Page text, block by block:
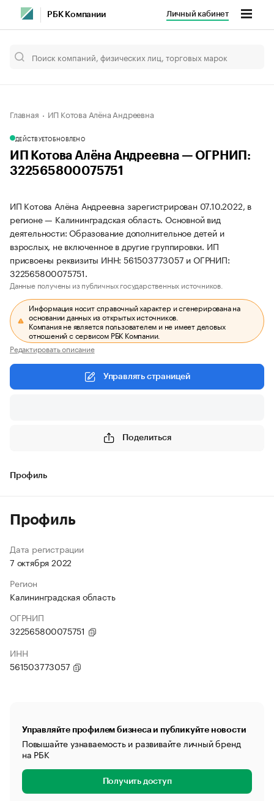
РБК Компании Личный кабинет
Главная ИП Котова Алёна Андреевна
ДЕЙСТВУЕТОБНОВЛЕНО
ИП Котова Алёна Андреевна — ОГРНИП:
322565800075751
ИП Котова Алёна Андреевна зарегистрирован 07.10.2022, в
регионе — Калининградская область. Основной вид
деятельности: Образование дополнительное детей и
взрослых, не включенное в другие группировки. ИП
присвоены реквизиты ИНН: 561503773057 и ОГРНИП:
322565800075751.
Данные получены из публичных государственных источников.
Информация носит справочный характер и сгенерирована на
основании данных из открытых источников.
Компания не является пользователем и не имеет деловых
отношений с сервисом РБК Компании.
Редактировать описание
Управлять страницей
Поделиться
Профиль
Профиль
Дата регистрации
7 октября 2022
Регион
Калининградская область
ОГРНИП
322565800075751
ИНН
561503773057
Управляйте профилем бизнеса и публикуйте новости
Повышайте узнаваемость и развивайте личный бренд
на РБК
Получить доступ